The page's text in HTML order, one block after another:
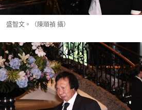
盛智文。（陳順禎 攝）